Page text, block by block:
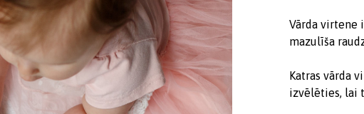
Vārda virtene
mazulīša
Katras vārda
izvēlēties, lai